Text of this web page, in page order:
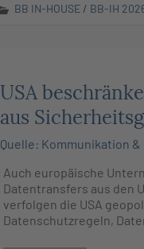
BB IN-HOUSE/ BB-IH
USA
aus
Quelle: Kommunikation &
Auch europäische
Datentransfers aus den
verfolgen die USA
Datenschutzregeln,